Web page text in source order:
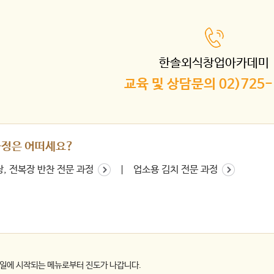
한솔외식창업아카데미
교육 및 상담문의
은 어떠세요?
, 전복장 반찬 전문 과정 업소용 김치 전문 과정
에 시작되는 메뉴로부터 진도가 나갑니다.